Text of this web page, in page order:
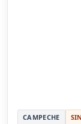
CAMPECHE